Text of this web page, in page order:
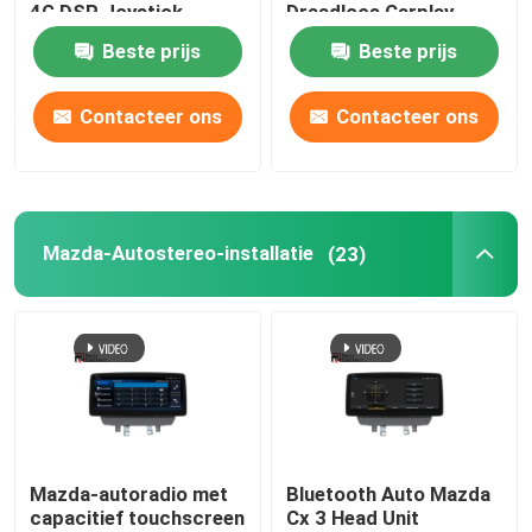
Fabrieksreis
Kwaliteitscontrole
Contacteer ons
nieuws
Alle Gevallen
Vraag een offerte aan
Android Autoradio Stereo
4G DSP Joystick
Beste prijs
Contacteer ons
Draadloos Carplay
Beste prijs
Contacteer ons
Mazda-Autostereo-installatie (23)
Mazda-autoradio met
capacitief touchscreen
Bluetooth Auto Mazda
Cx 3 Head Unit